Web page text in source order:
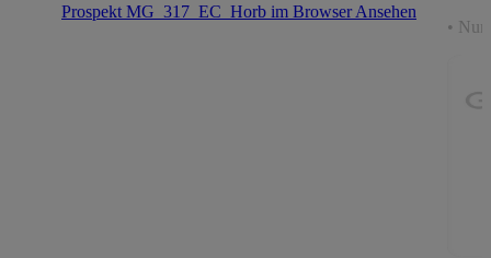
Prospekt MG_317_EC_Horb im BrowserAnsehen
• Nur